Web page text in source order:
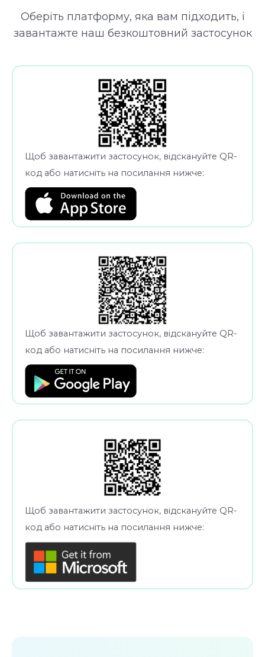
Оберіть платформу, яка вам підходить, і
завантажте наш безкоштовний застосунок
Щоб завантажити застосунок, відскануйте QR-
код або натисніть на посилання нижче:
Щоб завантажити застосунок, відскануйте QR-
код або натисніть на посилання нижче:
Щоб завантажити застосунок, відскануйте QR-
код або натисніть на посилання нижче: